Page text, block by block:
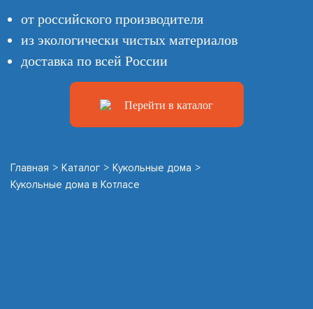
от российского производителя
из экологически чистых материалов
доставка по всей России
Перейти в каталог
Главная > Каталог > Кукольные дома >
Кукольные дома в Котласе